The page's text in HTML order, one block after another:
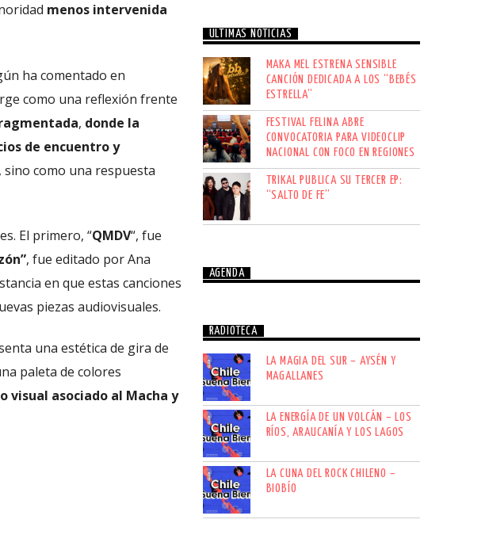
menos intervenida
ha comentado en
como una reflexión frente
, donde la
de encuentro y
sino como una respuesta
El primero, “QMDV“, fue
, fue editado por Ana
en que estas canciones
piezas audiovisuales.
una estética de gira de
paleta de colores
visual asociado al Macha y
ÚLTIMAS NOTICIAS
MAKA MEL ESTRENA SENSIBLE
CANCIÓN DEDICADA A LOS “BEBÉS
ESTRELLA”
FESTIVAL FELINA ABRE
CONVOCATORIA PARA VIDEOCLIP
NACIONAL CON FOCO EN REGIONES
TRIKAL PUBLICA SU TERCER EP:
“SALTO DE FE”
AGENDA
RADIOTECA
LA MAGIA DEL SUR – AYSÉN Y
MAGALLANES
LA ENERGÍA DE UN VOLCÁN – LOS
RÍOS, ARAUCANÍA Y LOS LAGOS
LA CUNA DEL ROCK CHILENO –
BIOBÍO